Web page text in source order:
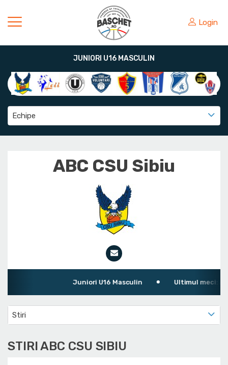
Login
JUNIORI U16 MASCULIN
Echipe
ABC CSU Sibiu
Juniori U16 Masculin Ultimul meci: ABC
Stiri
STIRI ABC CSU SIBIU